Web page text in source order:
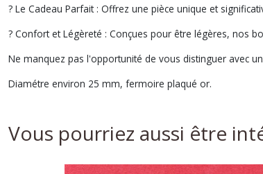
? Le Cadeau Parfait : Offrez une pièce unique et
? Confort et Légèreté : Conçues pour être légères, nos
Ne manquez pas l'opportunité de vous distinguer avec
Diamétre environ 25 mm, fermoire plaqué or.
Vous pourriez aussi être